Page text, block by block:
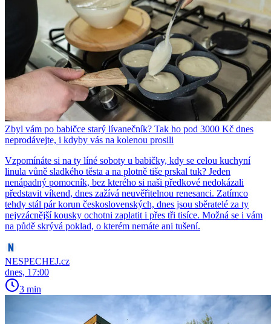
Zbyl vám po babičce starý lívanečník? Tak ho pod 3000 Kč dnes
neprodávejte, i kdyby vás na kolenou prosili
Vzpomínáte si na ty líné soboty u babičky, kdy se celou kuchyní
linula vůně sladkého těsta a na plotně tiše prskal tuk? Jeden
nenápadný pomocník, bez kterého si naši předkové nedokázali
představit víkend, dnes zažívá neuvěřitelnou renesanci. Zatímco
tehdy stál pár korun československých, dnes jsou sběratelé za ty
nejvzácnější kousky ochotni zaplatit i přes tři tisíce. Možná se i vám
na půdě skrývá poklad, o kterém nemáte ani tušení.
NESPECHEJ.cz
dnes, 17:00
3 min